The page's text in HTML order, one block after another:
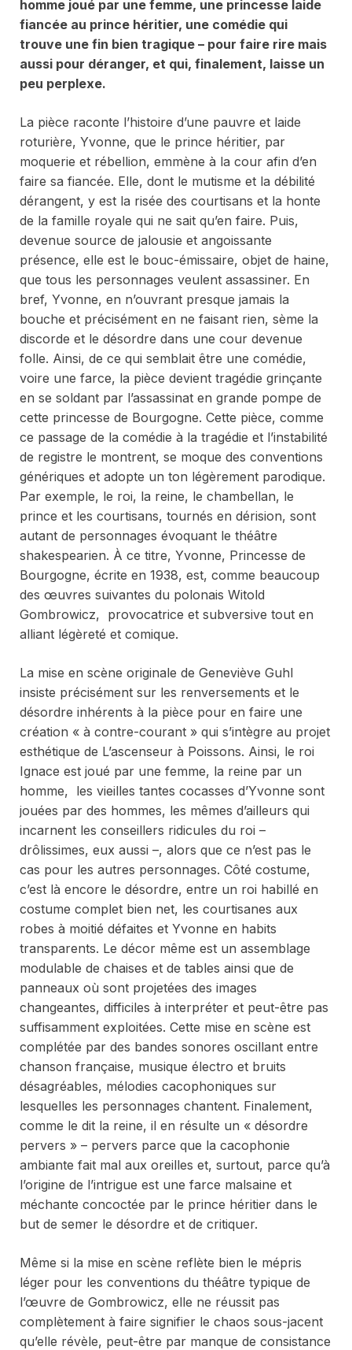
homme joué par une femme, une princesse laide
fiancée au prince héritier, une comédie qui
trouve une fin bien tragique – pour faire rire mais
aussi pour déranger, et qui, finalement, laisse un
peu perplexe.
La pièce raconte l’histoire d’une pauvre et laide
roturière, Yvonne, que le prince héritier, par
moquerie et rébellion, emmène à la cour afin d’en
faire sa fiancée. Elle, dont le mutisme et la débilité
dérangent, y est la risée des courtisans et la honte
de la famille royale qui ne sait qu’en faire. Puis,
devenue source de jalousie et angoissante
présence, elle est le bouc-émissaire, objet de haine,
que tous les personnages veulent assassiner. En
bref, Yvonne, en n’ouvrant presque jamais la
bouche et précisément en ne faisant rien, sème la
discorde et le désordre dans une cour devenue
folle. Ainsi, de ce qui semblait être une comédie,
voire une farce, la pièce devient tragédie grinçante
en se soldant par l’assassinat en grande pompe de
cette princesse de Bourgogne. Cette pièce, comme
ce passage de la comédie à la tragédie et l’instabilité
de registre le montrent, se moque des conventions
génériques et adopte un ton légèrement parodique.
Par exemple, le roi, la reine, le chambellan, le
prince et les courtisans, tournés en dérision, sont
autant de personnages évoquant le théâtre
shakespearien. À ce titre, Yvonne, Princesse de
Bourgogne, écrite en 1938, est, comme beaucoup
des œuvres suivantes du polonais Witold
Gombrowicz, provocatrice et subversive tout en
alliant légèreté et comique.
La mise en scène originale de Geneviève Guhl
insiste précisément sur les renversements et le
désordre inhérents à la pièce pour en faire une
création « à contre-courant » qui s’intègre au projet
esthétique de L’ascenseur à Poissons. Ainsi, le roi
Ignace est joué par une femme, la reine par un
homme, les vieilles tantes cocasses d’Yvonne sont
jouées par des hommes, les mêmes d’ailleurs qui
incarnent les conseillers ridicules du roi –
drôlissimes, eux aussi –, alors que ce n’est pas le
cas pour les autres personnages. Côté costume,
c’est là encore le désordre, entre un roi habillé en
costume complet bien net, les courtisanes aux
robes à moitié défaites et Yvonne en habits
transparents. Le décor même est un assemblage
modulable de chaises et de tables ainsi que de
panneaux où sont projetées des images
changeantes, difficiles à interpréter et peut-être pas
suffisamment exploitées. Cette mise en scène est
complétée par des bandes sonores oscillant entre
chanson française, musique électro et bruits
désagréables, mélodies cacophoniques sur
lesquelles les personnages chantent. Finalement,
comme le dit la reine, il en résulte un « désordre
pervers » – pervers parce que la cacophonie
ambiante fait mal aux oreilles et, surtout, parce qu’à
l’origine de l’intrigue est une farce malsaine et
méchante concoctée par le prince héritier dans le
but de semer le désordre et de critiquer.
Même si la mise en scène reflète bien le mépris
léger pour les conventions du théâtre typique de
l’œuvre de Gombrowicz, elle ne réussit pas
complètement à faire signifier le chaos sous-jacent
qu’elle révèle, peut-être par manque de consistance